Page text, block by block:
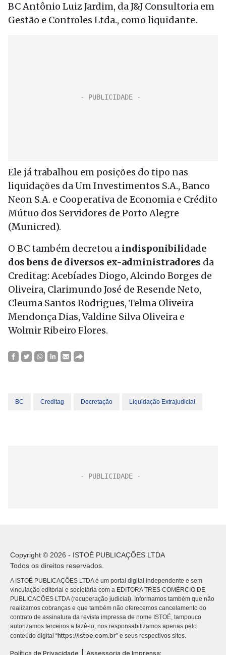
BC Antônio Luiz Jardim, da J&J Consultoria em
Gestão e Controles Ltda., como liquidante.
Ele já trabalhou em posições do tipo nas
liquidações da Um Investimentos S.A., Banco
Neon S.A. e Cooperativa de Economia e Crédito
Mútuo dos Servidores de Porto Alegre
(Municred).
O BC também decretou a indisponibilidade
dos bens de diversos ex-administradores da
Creditag: Acebíades Diogo, Alcindo Borges de
Oliveira, Clarimundo José de Resende Neto,
Cleuma Santos Rodrigues, Telma Oliveira
Mendonça Dias, Valdine Silva Oliveira e
Wolmir Ribeiro Flores.
BC Creditag Decretação Liquidação Extrajudicial
Copyright © 2026 - ISTOÉ PUBLICAÇÕES LTDA
Todos os direitos reservados.
A ISTOÉ PUBLICAÇÕES LTDA é um portal digital independente e sem
vinculação editorial e societária com a EDITORA TRES COMÉRCIO DE
PUBLICACÕES LTDA (recuperação judicial). Informamos também que não
realizamos cobranças e que também não oferecemos cancelamento do
contrato de assinatura da revista impressa de nome ISTOÉ, tampouco
autorizamos terceiros a fazê-lo, nos responsabilizamos apenas pelo
conteúdo digital “https://istoe.com.br” e seus respectivos sites.
Política de Privacidade Assessoria de Imprensa: